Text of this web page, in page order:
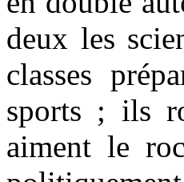
deux les
classes
sports ; ils
aiment le